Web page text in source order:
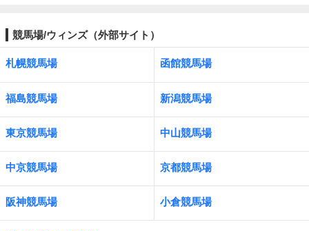
競馬場/ウィンズ（外部サイト）
札幌競馬場 函館競馬場
福島競馬場 新潟競馬場
東京競馬場 中山競馬場
中京競馬場 京都競馬場
阪神競馬場 小倉競馬場